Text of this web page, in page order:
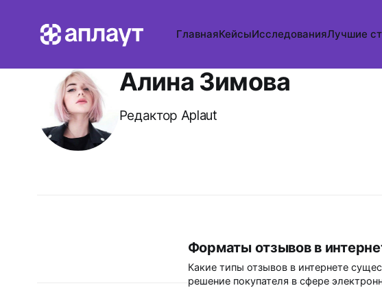
ГлавнаяКейсыИсследованияЛучшие
Алина Зимова
Редактор Aplaut
Форматы отзывов в
Какие типы отзывов в интернете
решение покупателя в сфере